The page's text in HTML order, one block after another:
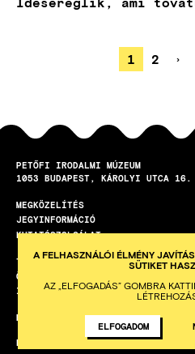
OLDALSZÁMOZÁS OLDAL
1 OLDAL
2 ›
PETŐFI IRODALMI MÚZEUM
1053
BUDAPEST KÁROLYI UTCA 16.
LÁBLÉC
MEGKÖZELÍTÉS
JEGYINFORMÁCIÓ
KUTATÓSZOLGÁLAT
TEREMBÉRLET
ÖNKÉNTES PROGRAM
ISKOLAI KÖZÖSSÉGI SZOLGÁLAT
HETI HÍRLEVÉL
KÉSZÍTETTE AZ INTEGRAL VISION
A FELHASZNÁLÓI ÉLMÉNY
SÜTIKET
AZ „ELFOGADÁS” GOMBRA
ELFOGADOM